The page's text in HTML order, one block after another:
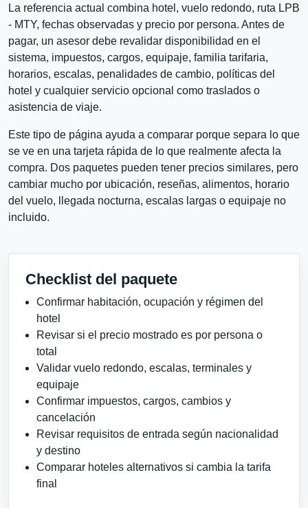
La referencia actual combina hotel, vuelo redondo, ruta LPB
- MTY, fechas observadas y precio por persona. Antes de
pagar, un asesor debe revalidar disponibilidad en el
sistema, impuestos, cargos, equipaje, familia tarifaria,
horarios, escalas, penalidades de cambio, políticas del
hotel y cualquier servicio opcional como traslados o
asistencia de viaje.
Este tipo de página ayuda a comparar porque separa lo que
se ve en una tarjeta rápida de lo que realmente afecta la
compra. Dos paquetes pueden tener precios similares, pero
cambiar mucho por ubicación, reseñas, alimentos, horario
del vuelo, llegada nocturna, escalas largas o equipaje no
incluido.
Checklist del paquete
Confirmar habitación, ocupación y régimen del
hotel
Revisar si el precio mostrado es por persona o
total
Validar vuelo redondo, escalas, terminales y
equipaje
Confirmar impuestos, cargos, cambios y
cancelación
Revisar requisitos de entrada según nacionalidad
y destino
Comparar hoteles alternativos si cambia la tarifa
final